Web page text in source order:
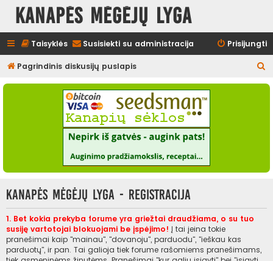
Kanapės mėgėjų lyga
Taisyklės Susisiekti su administracija Prisijungti
Pagrindinis diskusijų puslapis
e
Kanapės mėgėjų lyga - Registracija
1. Bet kokia prekyba forume yra griežtai draudžiama, o su tuo
susiję vartotojai blokuojami be įspėjimo! Į tai įeina tokie
pranešimai kaip "mainau", "dovanoju", parduodu", "ieškau kas
parduotų", ir pan. Tai galioja tiek forume rašomiems pranešimams,